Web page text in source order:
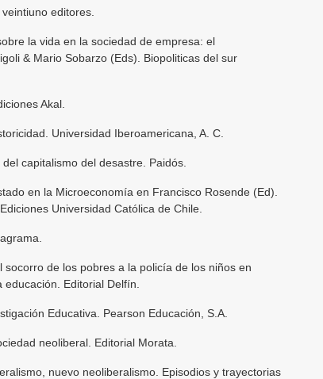
editores.
la vida en la sociedad de empresa: el
& Mario Sobarzo (Eds). Biopoliticas del sur
Akal.
Universidad Iberoamericana, A. C.
capitalismo del desastre. Paidós.
en la Microeconomía en Francisco Rosende (Ed).
Universidad Católica de Chile.
de los pobres a la policía de los niños en
Editorial Delfín.
Educativa. Pearson Educación, S.A.
neoliberal. Editorial Morata.
nuevo neoliberalismo. Episodios y trayectorias